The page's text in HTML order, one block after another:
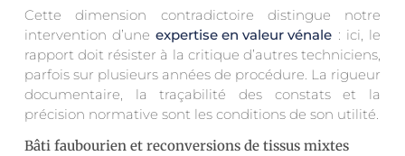
Cette dimension contradictoire distingue notre
intervention d’uneexpertise en valeur vénale : ici, le
rapport doit résister à la critique d’autres techniciens,
parfois sur plusieurs années de procédure. La rigueur
documentaire, la traçabilité des constats et la
précision normative sont les conditions de son utilité.
Bâti faubourien et reconversions de tissus mixtes